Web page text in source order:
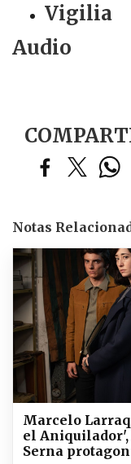
Vigilia
Audio
Notas
Marcelo
el Aniquilador',
Serna